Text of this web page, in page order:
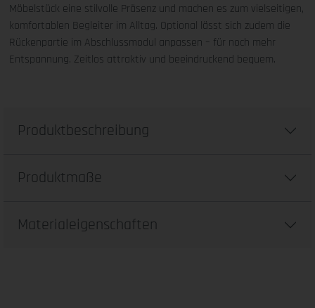
Möbelstück eine stilvolle Präsenz und machen es zum vielseitigen,
komfortablen Begleiter im Alltag. Optional lässt sich zudem die
Rückenpartie im Abschlussmodul anpassen – für noch mehr
Entspannung. Zeitlos attraktiv und beeindruckend bequem.
Produktbeschreibung
Produktmaße
Materialeigenschaften